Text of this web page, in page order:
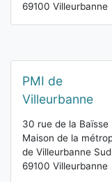
69100 Villeurbanne
PMI de
Villeurbanne
30 rue de la Baïsse
Maison de la
de Villeurbanne Sud
69100 Villeurbanne